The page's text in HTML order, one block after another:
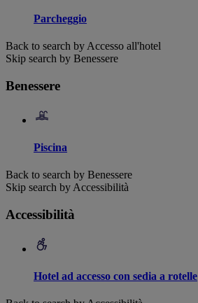
Parcheggio
Back to search by Accesso all'hotel
Skip search by Benessere
Benessere
Piscina
Back to search by Benessere
Skip search by Accessibilità
Accessibilità
Hotel ad accesso con sedia a rotelle